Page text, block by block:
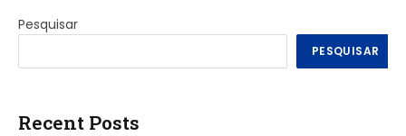
Pesquisar
PESQUISAR
Recent Posts